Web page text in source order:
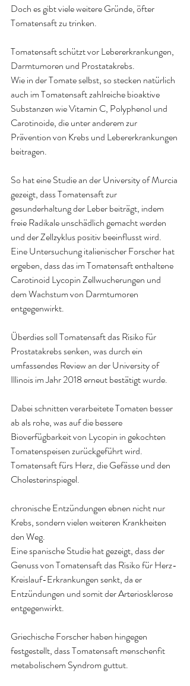
Doch es gibt viele weitere Gründe, öfter
Tomatensaft zu trinken.
Tomatensaft schützt vor Lebererkrankungen,
Darmtumoren und Prostatakrebs.
Wie in der Tomate selbst, so stecken natürlich
auch im Tomatensaft zahlreiche bioaktive
Substanzen wie Vitamin C, Polyphenol und
Carotinoide, die unter anderem zur
Prävention von Krebs und Lebererkrankungen
beitragen.
So hat eine Studie an der University of Murcia
gezeigt, dass Tomatensaft zur
gesunderhaltung der Leber beiträgt, indem
freie Radikale unschädlich gemacht werden
und der Zellzyklus positiv beeinflusst wird.
Eine Untersuchung italienischer Forscher hat
ergeben, dass das im Tomatensaft enthaltene
Carotinoid Lycopin Zellwucherungen und
dem Wachstum von Darmtumoren
entgegenwirkt.
Überdies soll Tomatensaft das Risiko für
Prostatakrebs senken, was durch ein
umfassendes Review an der University of
Illinois im Jahr 2018 erneut bestätigt wurde.
Dabei schnitten verarbeitete Tomaten besser
ab als rohe, was auf die bessere
Bioverfügbarkeit von Lycopin in gekochten
Tomatenspeisen zurückgeführt wird.
Tomatensaft fürs Herz, die Gefässe und den
Cholesterinspiegel.
chronische Entzündungen ebnen nicht nur
Krebs, sondern vielen weiteren Krankheiten
den Weg.
Eine spanische Studie hat gezeigt, dass der
Genuss von Tomatensaft das Risiko für Herz-
Kreislauf-Erkrankungen senkt, da er
Entzündungen und somit der Arteriosklerose
entgegenwirkt.
Griechische Forscher haben hingegen
festgestellt, dass Tomatensaft menschenfit
metabolischem Syndrom guttut.